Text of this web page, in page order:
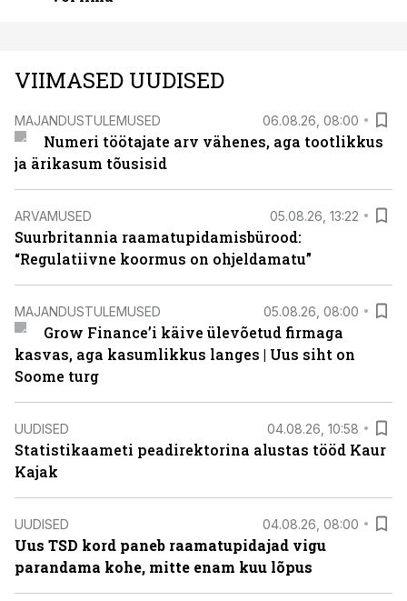
VIIMASED UUDISED
MAJANDUSTULEMUSED 06.08.26, 08:00
Numeri töötajate arv vähenes, aga tootlikkus
ja ärikasum tõusisid
ARVAMUSED 05.08.26, 13:22
Suurbritannia raamatupidamisbürood:
“Regulatiivne koormus on ohjeldamatu”
MAJANDUSTULEMUSED 05.08.26, 08:00
Grow Finance’i käive ülevõetud firmaga
kasvas, aga kasumlikkus langes | Uus siht on
Soome turg
UUDISED 04.08.26, 10:58
Statistikaameti peadirektorina alustas tööd Kaur
Kajak
UUDISED 04.08.26, 08:00
Uus TSD kord paneb raamatupidajad vigu
parandama kohe, mitte enam kuu lõpus